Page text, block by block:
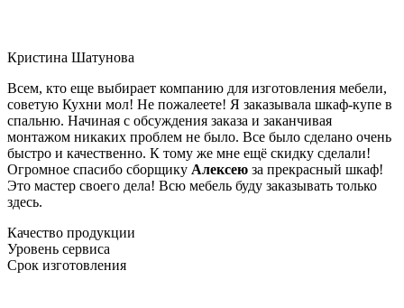
Кристина Шатунова
Всем, кто еще выбирает компанию для изготовления мебели,
советую Кухни мол! Не пожалеете! Я заказывала шкаф-купе в
спальню. Начиная с обсуждения заказа и заканчивая
монтажом никаких проблем не было. Все было сделано очень
быстро и качественно. К тому же мне ещё скидку сделали!
Огромное спасибо сборщику Алексею за прекрасный шкаф!
Это мастер своего дела! Всю мебель буду заказывать только
здесь.
Качество продукции
Уровень сервиса
Срок изготовления